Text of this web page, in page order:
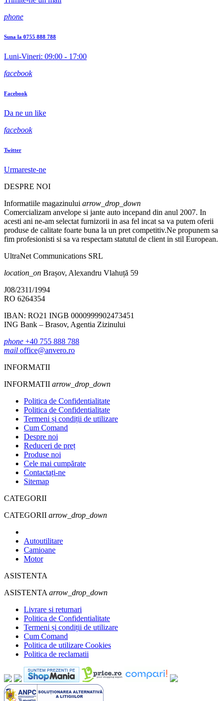
phone
Suna la 0755 888 788
Luni-Vineri: 09:00 - 17:00
facebook
Facebook
Da ne un like
facebook
Twitter
Urmareste-ne
DESPRE NOI
Informatiile magazinului arrow_drop_down
Comercializam anvelope si jante auto incepand din anul 2007. In
acesti ani ne-am selectat furnizorii in asa fel incat sa va putem oferii
produse de calitate foarte buna la un pret competitiv.Ne propunem sa
fim profesionisti si sa va respectam statutul de client in stil European.
UltraNet Communications SRL
location_on Brașov, Alexandru Vlahuță 59
J08/2311/1994
RO 6264354
IBAN: RO21 INGB 0000999902473451
ING Bank – Brasov, Agentia Zizinului
phone +40 755 888 788
mail office@anvero.ro
INFORMATII
INFORMATII arrow_drop_down
Politica de Confidentialitate
Politica de Confidentialitate
Termeni și condiții de utilizare
Cum Comand
Despre noi
Reduceri de preț
Produse noi
Cele mai cumpărate
Contactați-ne
Sitemap
CATEGORII
CATEGORII arrow_drop_down
Autoutilitare
Camioane
Motor
ASISTENTA
ASISTENTA arrow_drop_down
Livrare si returnari
Politica de Confidentialitate
Termeni și condiții de utilizare
Cum Comand
Politica de utilizare Cookies
Politica de reclamatii